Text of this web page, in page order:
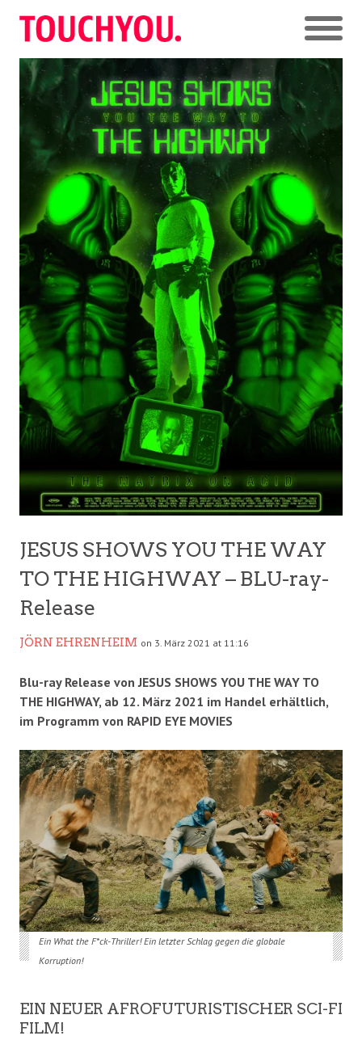
JESUS SHOWS YOU THE WAY
TO THE HIGHWAY – BLU-ray-
Release
JÖRN EHRENHEIM on 3. März 2021 at 11:16
Blu-ray Release von JESUS SHOWS YOU THE WAY TO
THE HIGHWAY, ab 12. März 2021 im Handel erhältlich,
im Programm von RAPID EYE MOVIES
Ein What the F*ck-Thriller! Ein letzter Schlag gegen die globale
Korruption!
EIN NEUER AFROFUTURISTISCHER SCI-FI
FILM!